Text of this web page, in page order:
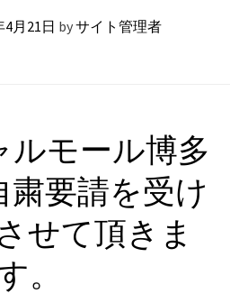
4月21日 byサイト管理者
ルモール博多
粛要請を受け
せて頂きま
。